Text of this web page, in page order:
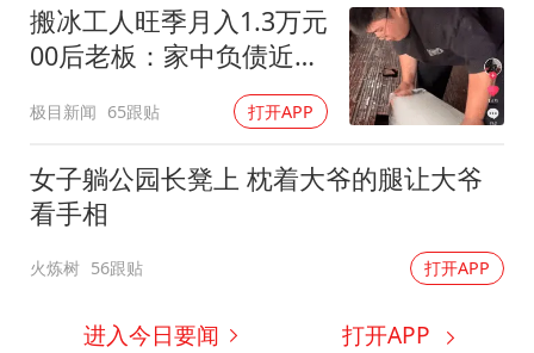
搬冰工人旺季月入1.3万元
00后老板：家中负债近两
极目新闻 65跟贴 打开APP
女子躺公园长凳上 枕着大爷的腿让大爷
看手相
火炼树 56跟贴 打开APP
进入今日要闻 打开APP